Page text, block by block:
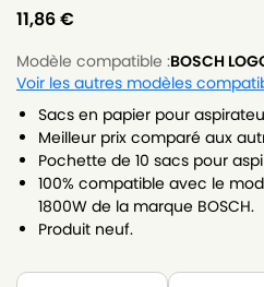
11,86€
Modèle compatible :BOSCH
Voir les autres modèles
Sacs en papier pour
Meilleur prix comparé aux
Pochette de 10 sacs pour
100% compatible avec le
1800W de la marque BOSCH.
Produit neuf.